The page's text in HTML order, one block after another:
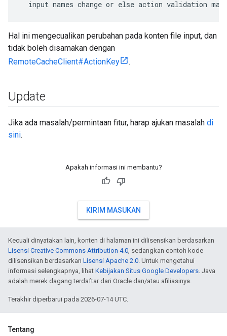
Hal ini mengecualikan perubahan pada konten file input, dan
tidak boleh disamakan dengan
RemoteCacheClient#ActionKey
.
Update
Jika ada masalah/permintaan fitur, harap ajukan masalah di
sini.
Apakah informasi ini membantu?
KIRIM MASUKAN
Kecuali dinyatakan lain, konten di halaman ini dilisensikan berdasarkan
Lisensi Creative Commons Attribution 4.0, sedangkan contoh kode
dilisensikan berdasarkan Lisensi Apache 2.0. Untuk mengetahui
informasi selengkapnya, lihat Kebijakan Situs Google Developers. Java
adalah merek dagang terdaftar dari Oracle dan/atau afiliasinya.
Terakhir diperbarui pada 2026-07-14 UTC.
Tentang